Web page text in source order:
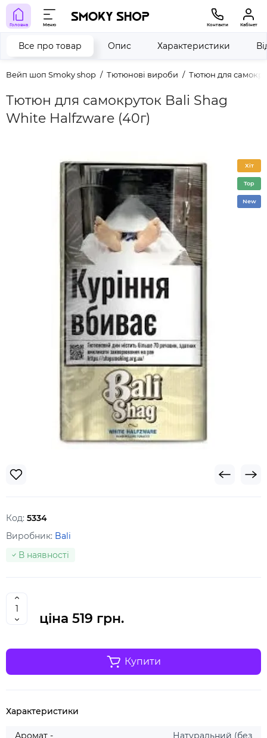
Головна Меню Контакти Кабінет
Вейп шоп Smoky shop Тютюнові вироби Тютюн для
Тютюн для самокруток Bali Shag
White Halfzware (40г)
Все про товар Опис Характеристики
Хіт
Top
New
Код: 5334
Виробник: Bali
В наявності
ціна 519 грн.
Купити
Характеристики
Аромат -
Натуральний (без